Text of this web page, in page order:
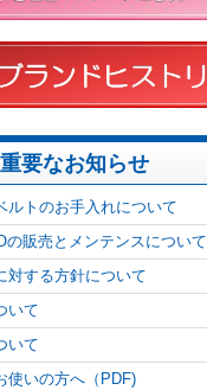
重要なお知らせ
ルトのお手入れについて
販売とメンテンスについて
対する方針について
いて
いて
使いの方へ（PDF)